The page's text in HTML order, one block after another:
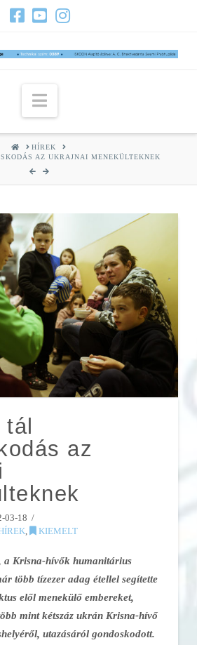
Navigation
HOMEHÍREK
AZ UKRAJNAI MENEKÜLTEKNEK
az
03-18
, KIEMELT
a Krisna-hívők humanitárius
több tízezer adag étellel segítette
elől menekülő embereket,
mint kétszáz ukrán Krisna-hívő
utazásáról gondoskodott.